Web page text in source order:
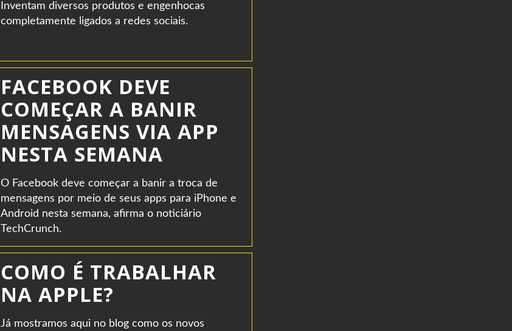
Inventam diversos produtos e engenhocas
completamente ligados a redes sociais.
FACEBOOK DEVE
COMEÇAR A BANIR
MENSAGENS VIA APP
NESTA SEMANA
O Facebook deve começar a banir a troca de
mensagens por meio de seus apps para iPhone e
Android nesta semana, afirma o noticiário
TechCrunch.
COMO É TRABALHAR
NA APPLE?
Já mostramos aqui no blog como os novos